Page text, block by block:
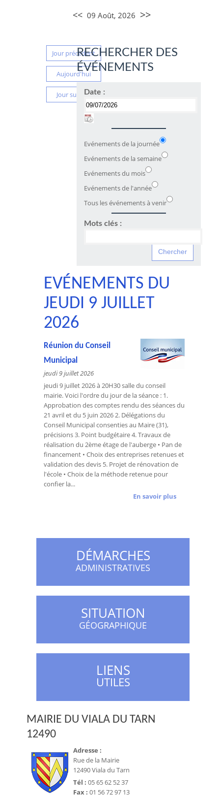
<< 09 Août, 2026 >>
Jour précédent
Aujourd'hui
Jour suivant
RECHERCHER DES
ÉVÉNEMENTS
Date :
Evénements de la journée
Evénements de la semaine
Evénements du mois
Evénements de l'année
Tous les événements à venir
Mots clés :
EVÉNEMENTS DU
JEUDI 9 JUILLET
2026
Réunion du Conseil
Municipal
jeudi 9 juillet 2026
jeudi 9 juillet 2026 à 20H30 salle du conseil
mairie. Voici l'ordre du jour de la séance : 1.
Approbation des comptes rendu des séances du
21 avril et du 5 juin 2026 2. Délégations du
Conseil Municipal consenties au Maire (31),
précisions 3. Point budgétaire 4. Travaux de
réalisation du 2ème étage de l'auberge • Pan de
financement • Choix des entreprises retenues et
validation des devis 5. Projet de rénovation de
l'école • Choix de la méthode retenue pour
confier la...
En savoir plus
DÉMARCHES
ADMINISTRATIVES
SITUATION
GÉOGRAPHIQUE
LIENS
UTILES
MAIRIE DU VIALA DU TARN
12490
Adresse :
Rue de la Mairie
12490 Viala du Tarn
Tél : 05 65 62 52 37
Fax : 01 56 72 97 13